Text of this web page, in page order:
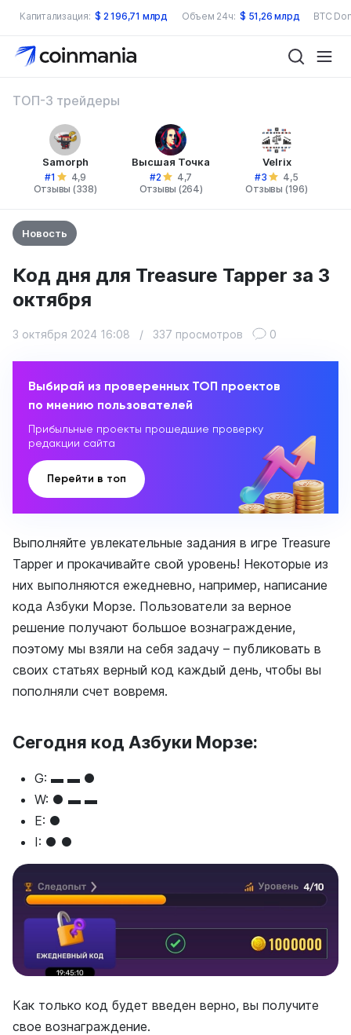
Капитализация: $ 2 196,71 млрд Объем 24ч: $ 51,26 млрд BTC
ТОП-3 трейдеры
Samorph
#1
4,9
Отзывы (338)
Высшая Точка
#2
4,7
Отзывы (264)
Velrix
#3
4,5
Отзывы (196)
Новость
Код дня для Treasure Tapper за 3
октября
3 октября 2024 16:08 / 337 просмотров 0
Выбирай из проверенных ТОП проектов
по мнению пользователей
Прибыльные проекты прошедшие проверку
редакции сайта
Перейти в топ
Выполняйте увлекательные задания в игре Treasure
Tapper и прокачивайте свой уровень! Некоторые из
них выполняются ежедневно, например, написание
кода Азбуки Морзе. Пользователи за верное
решение получают большое вознаграждение,
поэтому мы взяли на себя задачу – публиковать в
своих статьях верный код каждый день, чтобы вы
пополняли счет вовремя.
Сегодня код Азбуки Морзе:
G: ▬ ▬ ●
W: ● ▬ ▬
E: ●
I: ● ●
Как только код будет введен верно, вы получите
свое вознаграждение.